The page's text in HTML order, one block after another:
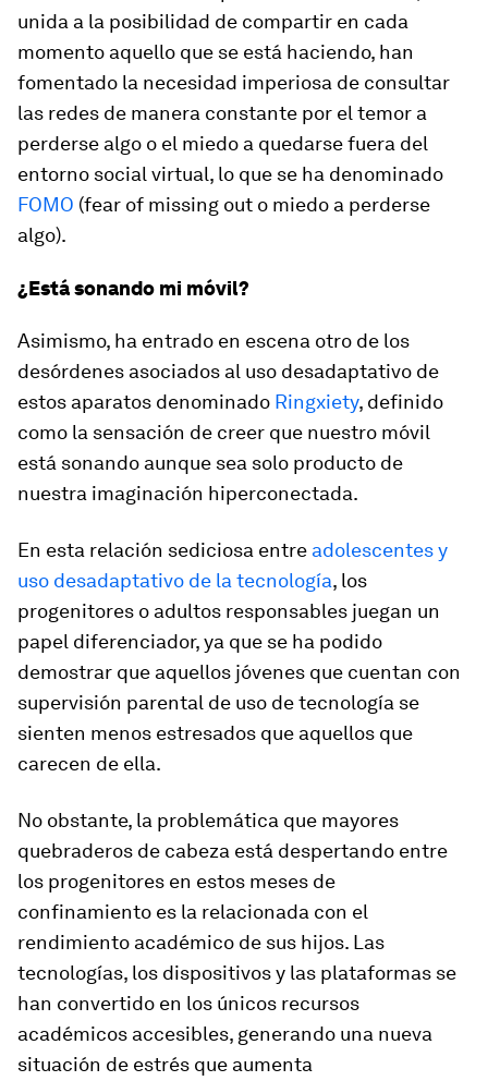
unida a la posibilidad de compartir en cada
momento aquello que se está haciendo, han
fomentado la necesidad imperiosa de consultar
las redes de manera constante por el temor a
perderse algo o el miedo a quedarse fuera del
entorno social virtual, lo que se ha denominado
FOMO (fear of missing out o miedo a perderse
algo).
¿Está sonando mi móvil?
Asimismo, ha entrado en escena otro de los
desórdenes asociados al uso desadaptativo de
estos aparatos denominado Ringxiety, definido
como la sensación de creer que nuestro móvil
está sonando aunque sea solo producto de
nuestra imaginación hiperconectada.
En esta relación sediciosa entre adolescentes y
uso desadaptativo de la tecnología, los
progenitores o adultos responsables juegan un
papel diferenciador, ya que se ha podido
demostrar que aquellos jóvenes que cuentan con
supervisión parental de uso de tecnología se
sienten menos estresados que aquellos que
carecen de ella.
No obstante, la problemática que mayores
quebraderos de cabeza está despertando entre
los progenitores en estos meses de
confinamiento es la relacionada con el
rendimiento académico de sus hijos. Las
tecnologías, los dispositivos y las plataformas se
han convertido en los únicos recursos
académicos accesibles, generando una nueva
situación de estrés que aumenta